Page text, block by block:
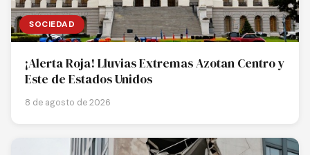
SOCIEDAD
¡Alerta Roja! Lluvias Extremas Azotan Centro y
Este de Estados Unidos
8 de agosto de 2026